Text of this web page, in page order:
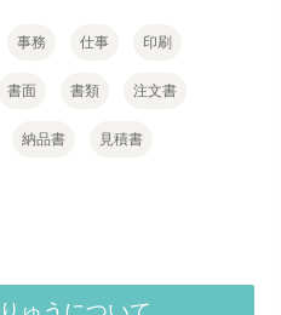
事務 仕事 印刷
書面 書類 注文書
納品書 見積書